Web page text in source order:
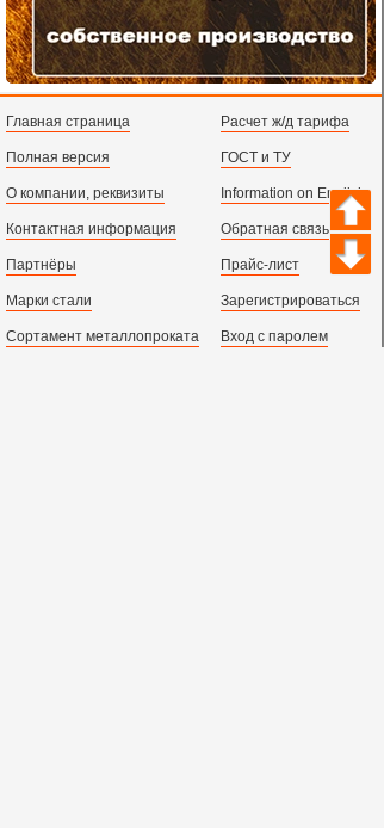
Главная страница
Полная версия
О компании, реквизиты
Контактная информация
Партнёры
Марки стали
Сортамент металлопроката
Расчет ж/д тарифа
ГОСТ и ТУ
Information on English
Обратная связь
Прайс-лист
Зарегистрироваться
Вход с паролем